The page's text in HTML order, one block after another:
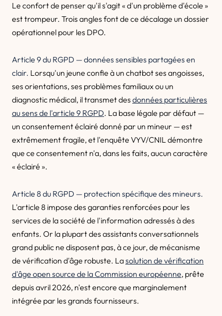
Le confort de penser qu'il s'agit « d'un problème d'école »
est trompeur. Trois angles font de ce décalage un dossier
opérationnel pour les DPO.
Article 9 du RGPD — données sensibles partagées en
clair. Lorsqu'un jeune confie à un chatbot ses angoisses,
ses orientations, ses problèmes familiaux ou un
diagnostic médical, il transmet des données particulières
au sens de l'article 9 RGPD. La base légale par défaut —
un consentement éclairé donné par un mineur — est
extrêmement fragile, et l'enquête VYV/CNIL démontre
que ce consentement n'a, dans les faits, aucun caractère
« éclairé ».
Article 8 du RGPD — protection spécifique des mineurs.
L'article 8 impose des garanties renforcées pour les
services de la société de l'information adressés à des
enfants. Or la plupart des assistants conversationnels
grand public ne disposent pas, à ce jour, de mécanisme
de vérification d'âge robuste. Lasolution de vérification
d'âge open source de la Commission européenne, prête
depuis avril 2026, n'est encore que marginalement
intégrée par les grands fournisseurs.